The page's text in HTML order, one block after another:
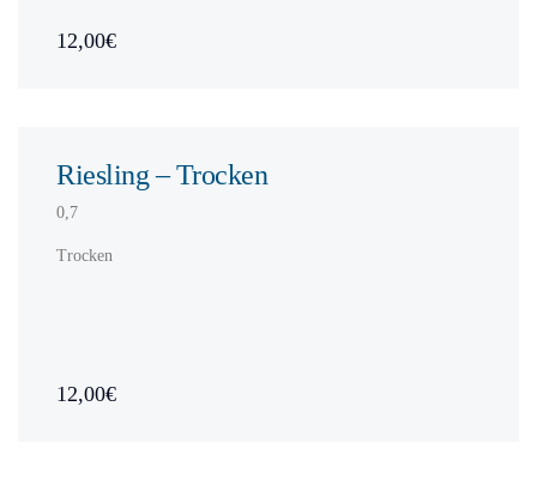
12,00€
Riesling – Trocken
0,7
Trocken
12,00€